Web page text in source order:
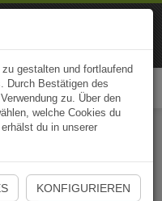
öffnen
gestalten und fortlaufend
Durch Bestätigen des
zu. Über den
welche Cookies du
du in unserer
KONFIGURIEREN